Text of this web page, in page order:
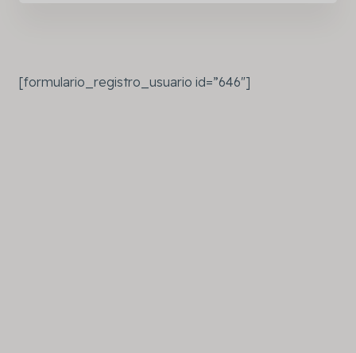
[formulario_registro_usuario id=”646″]